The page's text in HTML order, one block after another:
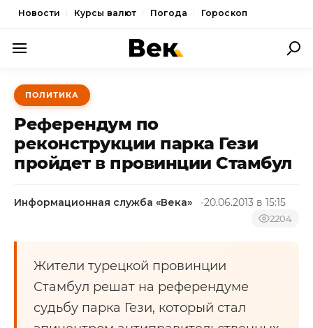
Новости Курсы валют Погода Гороскоп
ПОЛИТИКА
ЭКОНОМИКА
ОБЩЕСТВО
СПОРТ
ПОЛИТИКА
Референдум по
реконструкции парка Гези
пройдет в провинции Стамбул
Информационная служба «Века» 20.06.2013 в 15:15
2204
Жители турецкой провинции
Стамбул решат на референдуме
судьбу парка Гези, который стал